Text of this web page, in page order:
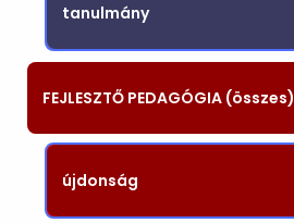
tanulmány
FEJLESZTŐ PEDAGÓGIA (összes)
újdonság